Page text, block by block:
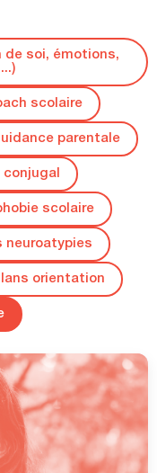
de soi, émotions,
scolaire
parentale
conjugal
scolaire
neuroatypies
orientation